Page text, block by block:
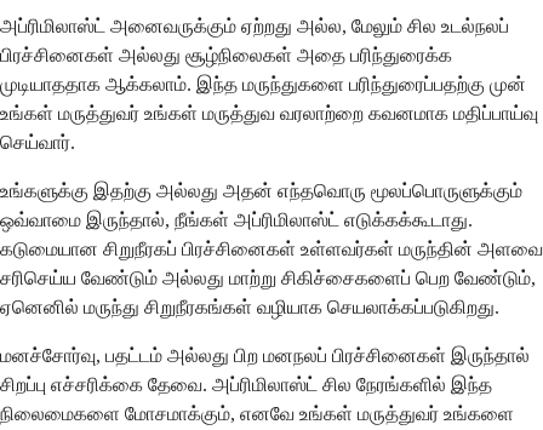
அப்ரிமிலாஸ்ட் அனைவருக்கும் ஏற்றது அல்ல, மேலும் சில உடல்நலப்
பிரச்சினைகள் அல்லது சூழ்நிலைகள் அதை பரிந்துரைக்க
முடியாததாக ஆக்கலாம். இந்த மருந்துகளை பரிந்துரைப்பதற்கு முன்
உங்கள் மருத்துவர் உங்கள் மருத்துவ வரலாற்றை கவனமாக மதிப்பாய்வு
செய்வார்.
உங்களுக்கு இதற்கு அல்லது அதன் எந்தவொரு மூலப்பொருளுக்கும்
ஒவ்வாமை இருந்தால், நீங்கள் அப்ரிமிலாஸ்ட் எடுக்கக்கூடாது.
கடுமையான சிறுநீரகப் பிரச்சினைகள் உள்ளவர்கள் மருந்தின் அளவை
சரிசெய்ய வேண்டும் அல்லது மாற்று சிகிச்சைகளைப் பெற வேண்டும்,
ஏனெனில் மருந்து சிறுநீரகங்கள் வழியாக செயலாக்கப்படுகிறது.
மனச்சோர்வு, பதட்டம் அல்லது பிற மனநலப் பிரச்சினைகள் இருந்தால்
சிறப்பு எச்சரிக்கை தேவை. அப்ரிமிலாஸ்ட் சில நேரங்களில் இந்த
நிலைமைகளை மோசமாக்கும், எனவே உங்கள் மருத்துவர் உங்களை